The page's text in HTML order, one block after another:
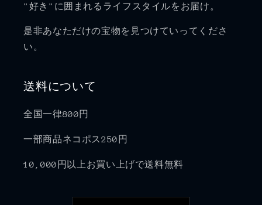
"好き"に囲まれるライフスタイルをお届け。
是非あなただけの宝物を見つけていってくださ
い。
送料について
全国一律800円
一部商品ネコポス250円
10,000円以上お買い上げで送料無料